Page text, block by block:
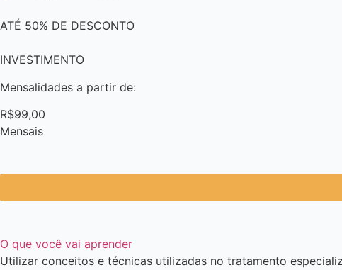
ATÉ 50% DE DESCONTO
INVESTIMENTO
Mensalidades a partir de:
R$99,00
Mensais
O que você vai aprender
Utilizar conceitos e técnicas utilizadas no tratamento